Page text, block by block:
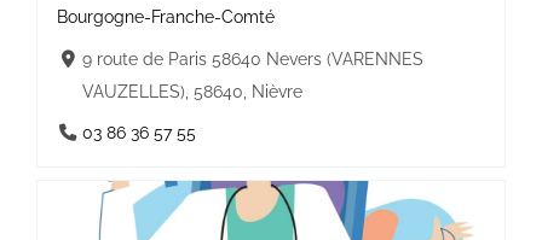
Bourgogne-Franche-Comté
9 route de Paris 58640 Nevers (VARENNES
VAUZELLES), 58640, Nièvre
03 86 36 57 55